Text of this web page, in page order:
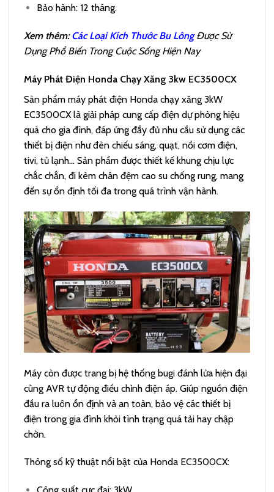
Bảo hành: 12 tháng.
Xem thêm:Các Loại Kích Thước Bu Lông Được Sử
Dụng Phổ Biến Trong Cuộc Sống Hiện Nay
Máy Phát Điện Honda Chạy Xăng 3kw EC3500CX
Sản phẩm máy phát điện Honda chạy xăng 3kW
EC3500CX là giải pháp cung cấp điện dự phòng hiệu
quả cho gia đình, đáp ứng đầy đủ nhu cầu sử dụng các
thiết bị điện như đèn chiếu sáng, quạt, nồi cơm điện,
tivi, tủ lạnh… Sản phẩm được thiết kế khung chịu lực
chắc chắn, đi kèm chân đệm cao su chống rung, mang
đến sự ổn định tối đa trong quá trình vận hành.
Máy còn được trang bị hệ thống bugi đánh lửa hiện đại
cùng AVR tự động điều chỉnh điện áp. Giúp nguồn điện
đầu ra luôn ổn định và an toàn, bảo vệ các thiết bị
điện trong gia đình khỏi tình trạng quá tải hay chập
chờn.
Thông số kỹ thuật nổi bật của Honda EC3500CX: